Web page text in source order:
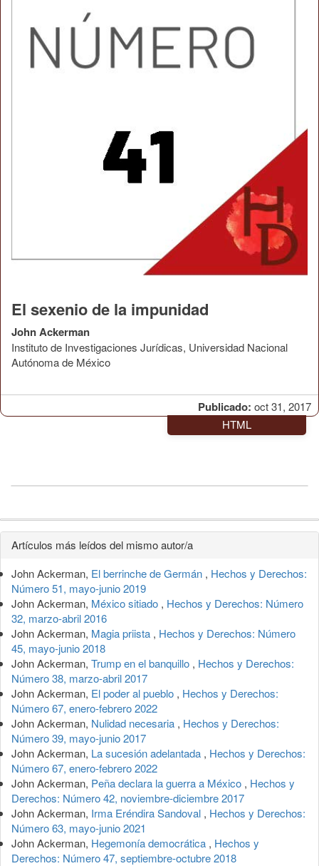
Publicado: oct 31, 2017
El sexenio de la impunidad
John Ackerman
Instituto de Investigaciones Jurídicas, Universidad Nacional
Autónoma de México
HTML
Detalles
del
artículo
Artículos más leídos del mismo autor/a
John Ackerman, El berrinche de Germán , Hechos y Derechos:
Número 51, mayo-junio 2019
John Ackerman, México sitiado , Hechos y Derechos: Número
32, marzo-abril 2016
John Ackerman, Magia priista , Hechos y Derechos: Número
45, mayo-junio 2018
John Ackerman, Trump en el banquillo , Hechos y Derechos:
Número 38, marzo-abril 2017
John Ackerman, El poder al pueblo , Hechos y Derechos:
Número 67, enero-febrero 2022
John Ackerman, Nulidad necesaria , Hechos y Derechos:
Número 39, mayo-junio 2017
John Ackerman, La sucesión adelantada , Hechos y Derechos:
Número 67, enero-febrero 2022
John Ackerman, Peña declara la guerra a México , Hechos y
Derechos: Número 42, noviembre-diciembre 2017
John Ackerman, Irma Eréndira Sandoval , Hechos y Derechos:
Número 63, mayo-junio 2021
John Ackerman, Hegemonía democrática , Hechos y
Derechos: Número 47, septiembre-octubre 2018